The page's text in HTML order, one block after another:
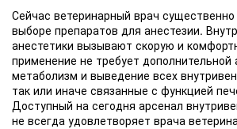
Сейчас ветеринарный врач существенно
выборе препаратов для анестезии.
анестетики вызывают скорую и
применение не требует дополнительной
метаболизм и выведение всех
так или иначе связанные с функцией
Доступный на сегодня арсенал
не всегда удовлетворяет врача